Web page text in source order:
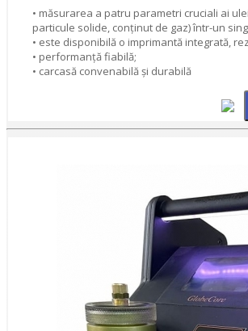
• măsurarea a patru parametri cruciali ai
particule solide, conţinut de gaz) într-un
• este disponibilă o imprimantă integrată,
• performanţă fiabilă;
• carcasă convenabilă şi durabilă